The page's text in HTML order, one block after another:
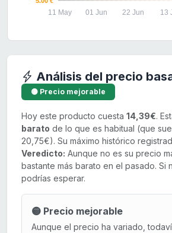
11 May 01 Jun 22 Jun 13
Análisis del precio
🟡 Precio mejorable
Hoy este producto cuesta 14,39€.
barato de lo que es habitual (que
20,75€). Su máximo histórico
Veredicto: Aunque no es su precio
bastante más barato en el pasado. Si
podrías esperar.
🟡 Precio mejorable
Aunque el precio ha variado,